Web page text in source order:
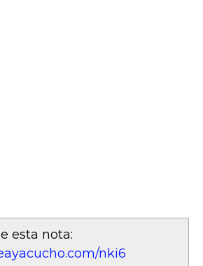
esta nota:
nki6